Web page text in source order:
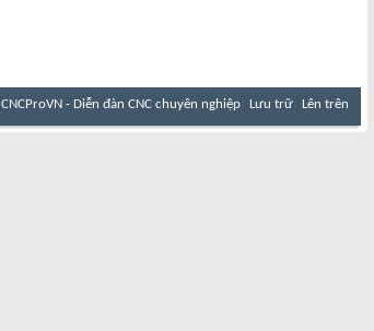
CNCProVN - Diễn đàn CNC chuyên nghiệp Lưu trữ Lên trên